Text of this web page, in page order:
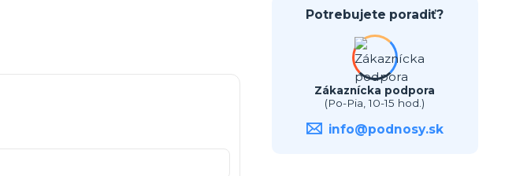
Potrebujete poradiť?
Zákaznícka podpora
(Po-Pia, 10-15 hod.)
info@podnosy.sk